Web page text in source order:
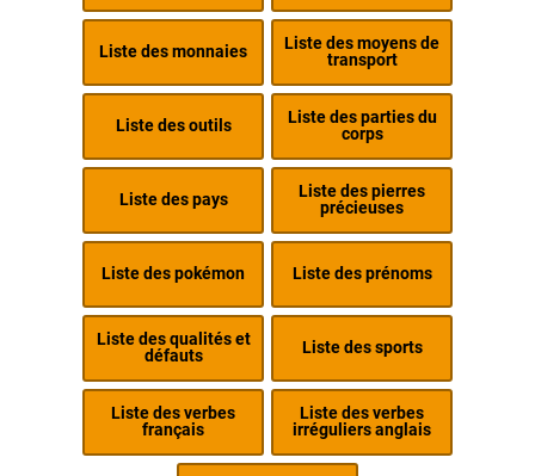
Liste des monnaies
Liste des moyens de
transport
Liste des outils
Liste des parties du
corps
Liste des pays
Liste des pierres
précieuses
Liste des pokémon Liste des prénoms
Liste des qualités et
défauts
Liste des sports
Liste des verbes
français
Liste des verbes
irréguliers anglais